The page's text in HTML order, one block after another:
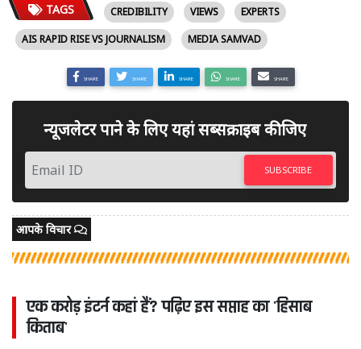
TAGS CREDIBILITY VIEWS
EXPERTS
AIS RAPID RISE VS JOURNALISM
MEDIA SAMVAD
SHARE SHARE SHARE SHARE SHARE
न्यूजलेटर पाने के लिए यहां सब्सक्राइब कीजिए
SUBSCRIBE
आपके विचार
एक करोड़ इंटर्न कहां हैं? पढ़िए इस सप्ताह का 'हिसाब
किताब'